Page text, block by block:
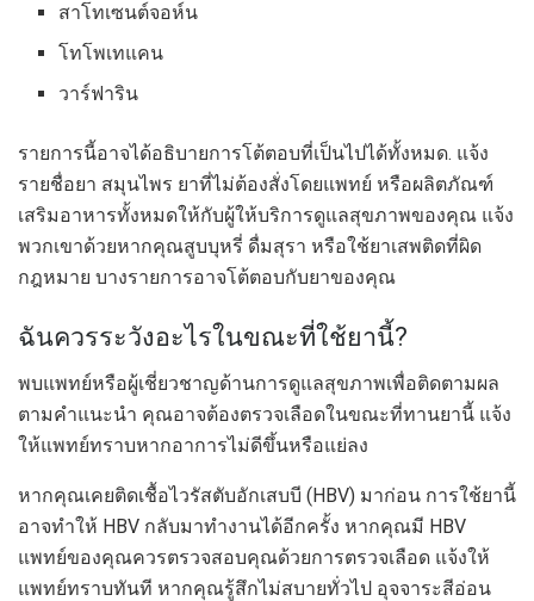
สาโทเซนต์จอห์น
โทโพเทแคน
วาร์ฟาริน
รายการนี้อาจได้อธิบายการโต้ตอบที่เป็นไปได้ทั้งหมด. แจ้ง
รายชื่อยา สมุนไพร ยาที่ไม่ต้องสั่งโดยแพทย์ หรือผลิตภัณฑ์
เสริมอาหารทั้งหมดให้กับผู้ให้บริการดูแลสุขภาพของคุณ แจ้ง
พวกเขาด้วยหากคุณสูบบุหรี่ ดื่มสุรา หรือใช้ยาเสพติดที่ผิด
กฎหมาย บางรายการอาจโต้ตอบกับยาของคุณ
ฉันควรระวังอะไรในขณะที่ใช้ยานี้?
พบแพทย์หรือผู้เชี่ยวชาญด้านการดูแลสุขภาพเพื่อติดตามผล
ตามคำแนะนำ คุณอาจต้องตรวจเลือดในขณะที่ทานยานี้ แจ้ง
ให้แพทย์ทราบหากอาการไม่ดีขึ้นหรือแย่ลง
หากคุณเคยติดเชื้อไวรัสตับอักเสบบี (HBV) มาก่อน การใช้ยานี้
อาจทำให้ HBV กลับมาทำงานได้อีกครั้ง หากคุณมี HBV
แพทย์ของคุณควรตรวจสอบคุณด้วยการตรวจเลือด แจ้งให้
แพทย์ทราบทันที หากคุณรู้สึกไม่สบายทั่วไป อุจจาระสีอ่อน